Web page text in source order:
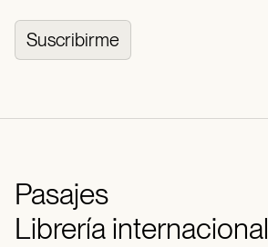
Suscribirme
Pasajes
Librería internacional